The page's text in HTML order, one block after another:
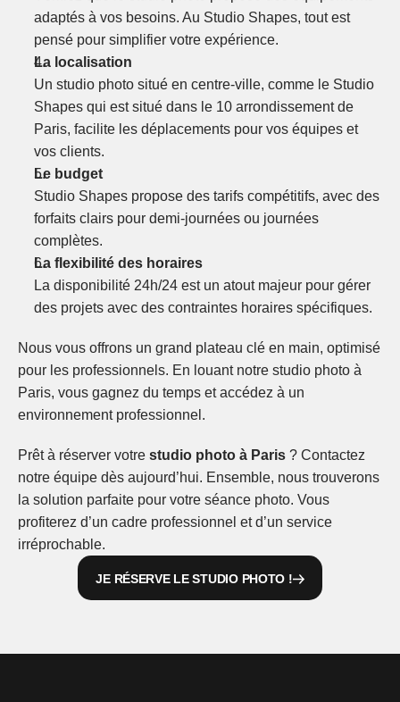
adaptés à vos besoins. Au Studio Shapes, tout est
pensé pour simplifier votre expérience.
La localisation
Un studio photo situé en centre-ville, comme le Studio
Shapes qui est situé dans le 10 arrondissement de
Paris, facilite les déplacements pour vos équipes et
vos clients.
Le budget
Studio Shapes propose des tarifs compétitifs, avec des
forfaits clairs pour demi-journées ou journées
complètes.
La flexibilité des horaires
La disponibilité 24h/24 est un atout majeur pour gérer
des projets avec des contraintes horaires spécifiques.
Nous vous offrons un grand plateau clé en main, optimisé
pour les professionnels. En louant notre studio photo à
Paris, vous gagnez du temps et accédez à un
environnement professionnel.
Prêt à réserver votre studio photo à Paris ? Contactez
notre équipe dès aujourd’hui. Ensemble, nous trouverons
la solution parfaite pour votre séance photo. Vous
profiterez d’un cadre professionnel et d’un service
irréprochable.
JE RÉSERVE LE STUDIO PHOTO !